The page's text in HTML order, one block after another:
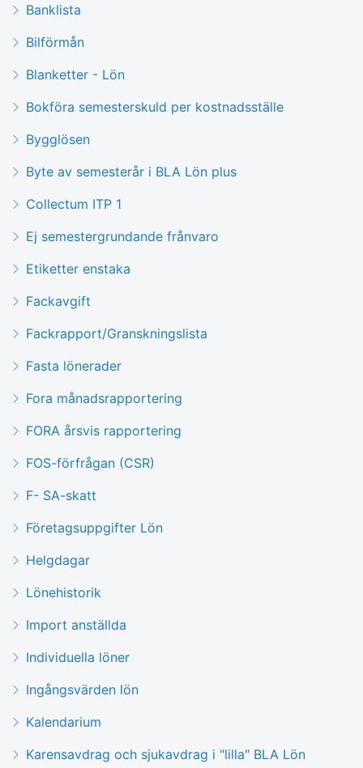
Banklista
Bilförmån
Blanketter - Lön
Bokföra semesterskuld per kostnadsställe
Bygglösen
Byte av semesterår i BLA Lön plus
Collectum ITP 1
Ej semestergrundande frånvaro
Etiketter enstaka
Fackavgift
Fackrapport/Granskningslista
Fasta lönerader
Fora månadsrapportering
FORA årsvis rapportering
FOS-förfrågan (CSR)
F- SA-skatt
Företagsuppgifter Lön
Helgdagar
Lönehistorik
Import anställda
Individuella löner
Ingångsvärden lön
Kalendarium
Karensavdrag och sjukavdrag i "lilla" BLA Lön